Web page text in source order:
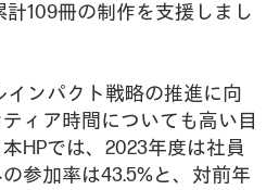
109冊の制作を支援しまし
インパクト戦略の推進に向
ィア時間についても高い目
HPでは、2023年度は社員
参加率は43.5%と、対前年